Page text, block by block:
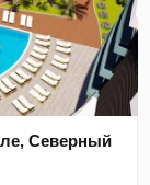
Северный